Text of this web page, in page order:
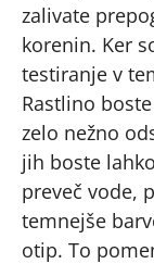
zalivate
korenin. Ker
testiranje v
Rastlino
zelo nežno
jih boste
preveč vode,
temnejše
otip. To